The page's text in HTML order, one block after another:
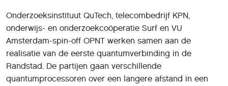
Onderzoeksinstituut QuTech, telecombedrijf KPN,
onderwijs- en onderzoekcoöperatie Surf en VU
Amsterdam-spin-off OPNT werken samen aan de
realisatie van de eerste quantumverbinding in de
Randstad. De partijen gaan verschillende
quantumprocessoren over een langere afstand in een